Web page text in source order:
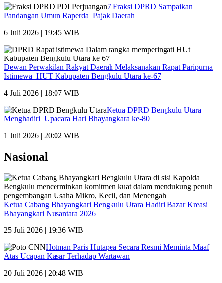
7 Fraksi DPRD Sampaikan
Pandangan Umun Raperda Pajak Daerah
6 Juli 2026 | 19:45 WIB
Dewan Perwakilan Rakyat Daerah Melaksanakan Rapat Paripurna
Istimewa HUT Kabupaten Bengkulu Utara ke-67
4 Juli 2026 | 18:07 WIB
Ketua DPRD Bengkulu Utara
Menghadiri Upacara Hari Bhayangkara ke-80
1 Juli 2026 | 20:02 WIB
Nasional
Ketua Cabang Bhayangkari Bengkulu Utara Hadiri Bazar Kreasi
Bhayangkari Nusantara 2026
25 Juli 2026 | 19:36 WIB
Hotman Paris Hutapea Secara Resmi Meminta Maaf
Atas Ucapan Kasar Terhadap Wartawan
20 Juli 2026 | 20:48 WIB